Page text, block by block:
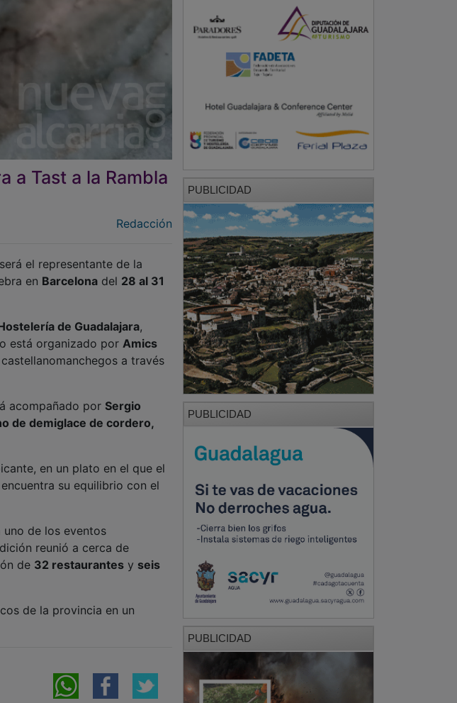
a Tast a la Rambla
Redacción
el representante de la
en Barcelona del 28 al 31
de Guadalajara,
está organizado por Amics
a través
acompañado por Sergio
de demiglace de cordero,
en un plato en el que el
su equilibrio con el
uno de los eventos
reunió a cerca de
de 32 restaurantes y seis
de la provincia en un
PUBLICIDAD
PUBLICIDAD
PUBLICIDAD